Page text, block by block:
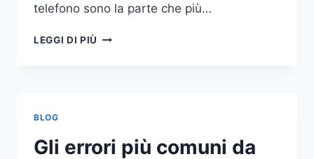
telefono sono la parte che più…
LEGGI DI PIÙ UN
PULIZIA
DELLE
BLOG
Gli errori più comuni da